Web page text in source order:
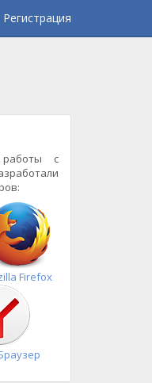
Регистрация
с
Firefox